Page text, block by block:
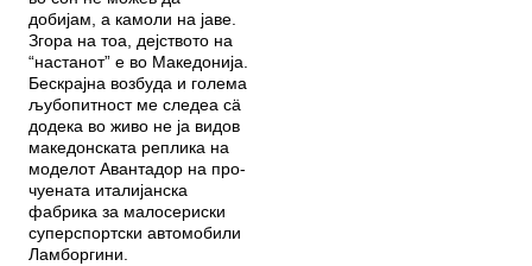
добијам, а камоли на јаве.
Згора на тоа, дејството на
“настанот” е во Македонија.
Бескрајна возбуда и голема
љубопитност ме следеа сä
до­дека во живо не ја видов
македонската реплика на
моделот Авантадор на про­
чуената италијанска
фабрика за мало­сериски
суперспортски автомобили
Лам­боргини.